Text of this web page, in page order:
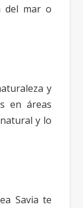
del mar o
y
en áreas
y lo
Savia te